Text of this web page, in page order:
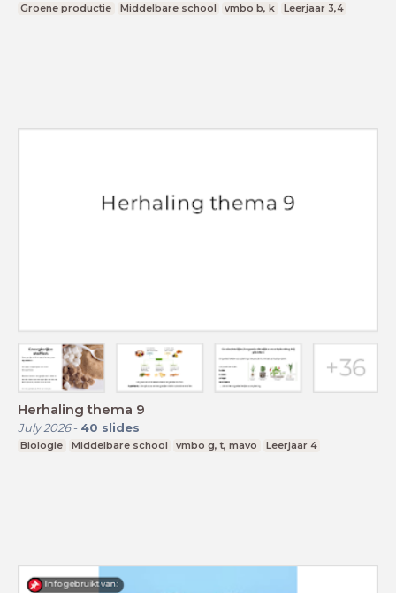
Groene productie Middelbare school vmbo b, k Leerjaar 3,4
Herhaling thema 9
July 2026- 40 slides
Biologie Middelbare school vmbo g, t, mavo Leerjaar 4